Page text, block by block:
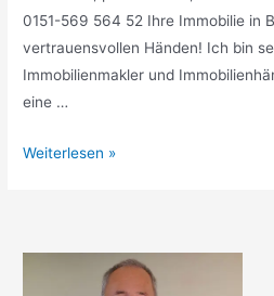
0151-569 564 52 Ihre Immobilie in
vertrauensvollen Händen! Ich bin
Immobilienmakler und
eine …
Weiterlesen »